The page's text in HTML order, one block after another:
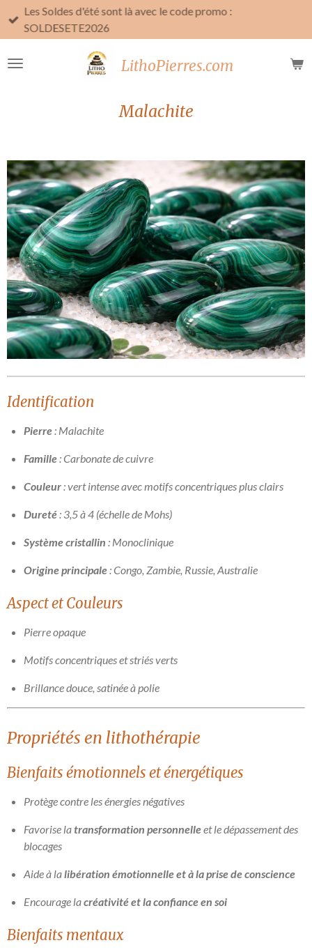
Passer
principal
LithoPierres.com
Les Soldes d'été sont là avec le code promo :
SOLDESETE2026
Malachite
Identification
Pierre: Malachite
Famille: Carbonate de cuivre
Couleur: vert intense avec motifs concentriques plus clairs
Dureté: 3,5 à 4 (échelle de Mohs)
Système cristallin : Monoclinique
Origine principale: Congo, Zambie, Russie, Australie
Aspect et Couleurs
Pierre opaque
Motifs concentriques et striés verts
Brillance douce, satinée à polie
Propriétés en lithothérapie
Bienfaits émotionnels et énergétiques
Protège contre les énergies négatives
Favorise latransformation personnelleet le dépassement des
blocages
Aide à lalibération émotionnelle et à la prise de conscience
Encourage lacréativité et la confiance en soi
Bienfaits mentaux